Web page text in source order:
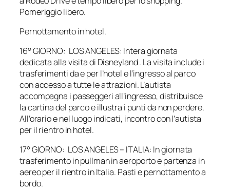
Pomeriggio libero.
Pernottamento in hotel.
16° GIORNO: LOS ANGELES: Intera giornata
dedicata alla visita di Disneyland . La visita include i
trasferimenti da e per l’hotel e l’ingresso al parco
con accesso a tutte le attrazioni. L’autista
accompagna i passeggeri all’ingresso, distribuisce
la cartina del parco e illustra i punti da non perdere.
All’orario e nel luogo indicati, incontro con l’autista
per il rientro in hotel.
17° GIORNO: LOS ANGELES – ITALIA: In giornata
trasferimento in pullman in aeroporto e partenza in
aereo per il rientro in Italia. Pasti e pernottamento a
bordo.